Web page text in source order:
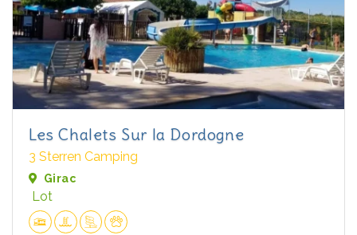
Les Chalets Sur la Dordogne
3 Sterren Camping
Girac
Lot